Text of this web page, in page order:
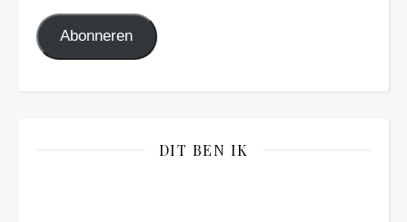
Abonneren
DIT BEN IK